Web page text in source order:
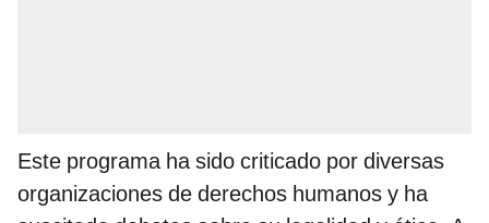
Este programa ha sido criticado por diversas
organizaciones de derechos humanos y ha